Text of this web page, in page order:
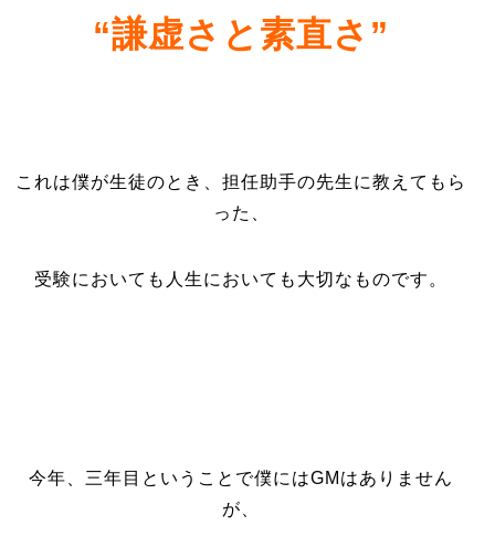
“謙虚さと素直さ”
これは僕が生徒のとき、担任助手の先生に教えてもら
った、
受験においても人生においても大切なものです。
今年、三年目ということで僕にはGMはありません
が、